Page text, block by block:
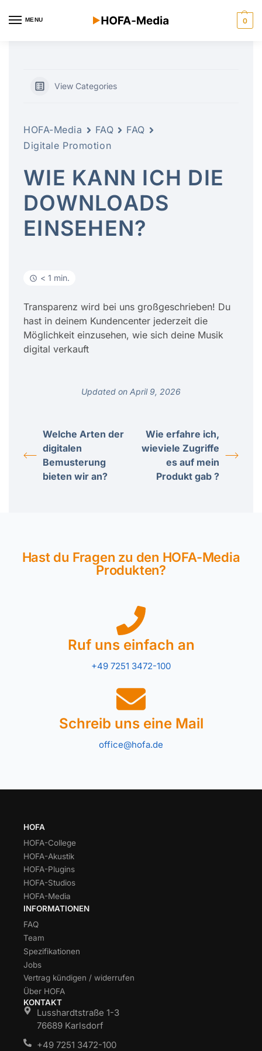
MENU 0
View Categories
HOFA-Media FAQ
FAQ
Digitale Promotion
WIE KANN ICH DIE
DOWNLOADS
EINSEHEN?
< 1 min.
Transparenz wird bei uns großgeschrieben! Du
hast in deinem Kundencenter jederzeit die
Möglichkeit einzusehen, wie sich deine Musik
digital verkauft
Updated on April 9, 2026
Welche Arten der
digitalen
Bemusterung
bieten wir an?
Wie erfahre ich,
wieviele Zugriffe
es auf mein
Produkt gab ?
Hast du Fragen zu den HOFA-Media
Produkten?
Ruf uns einfach an
+49 7251 3472-100
Schreib uns eine Mail
office@hofa.de
HOFA
HOFA-College
HOFA-Akustik
HOFA-Plugins
HOFA-Studios
HOFA-Media
INFORMATIONEN
FAQ
Team
Spezifikationen
Jobs
Vertrag kündigen / widerrufen
Über HOFA
KONTAKT
Lusshardtstraße 1-3
76689 Karlsdorf
+49 7251 3472-100